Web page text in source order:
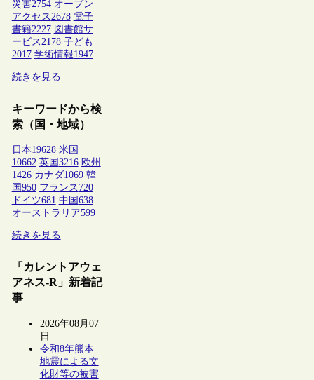
災害2754 オープン
アクセス2678 電子
書籍2227 図書館サ
ービス2178 子ども
2017 学術情報1947
続きを見る
キーワードから検
索（国・地域）
日本19628 米国
10662 英国 3216 欧州
1426 カナダ1069 韓
国 950 フランス 720
ドイツ681 中国 638
オーストラリア599
続きを見る
「カレントアウェ
アネス-R」新着記
事
2026年08月07
日
令和8年熊本
地震による文
化財等の被害